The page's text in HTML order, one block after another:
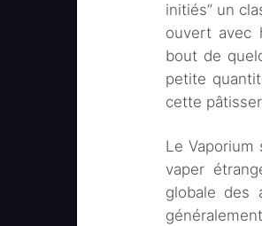
initiés” un
ouvert avec
bout de
petite
cette
Le
vaper
globale des